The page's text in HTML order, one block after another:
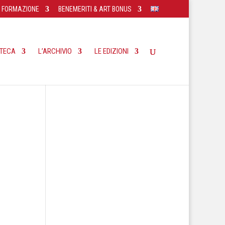
FORMAZIONE BENEMERITI & ART BONUS
L’ARCHIVIO LE EDIZIONI